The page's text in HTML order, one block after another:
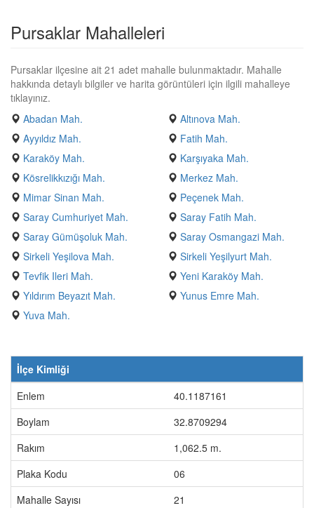
Pursaklar Mahalleleri
Pursaklar ilçesine ait 21 adet mahalle bulunmaktadır. Mahalle
hakkında detaylı bilgiler ve harita görüntüleri için ilgili mahalleye
tıklayınız.
Abadan Mah.
Altınova Mah.
Ayyıldız Mah.
Fatih Mah.
Karaköy Mah.
Karşıyaka Mah.
Kösrelikkızığı Mah.
Merkez Mah.
Mimar Sinan Mah.
Peçenek Mah.
Saray Cumhuriyet Mah.
Saray Fatih Mah.
Saray Gümüşoluk Mah.
Saray Osmangazi Mah.
Sirkeli Yeşilova Mah.
Sirkeli Yeşilyurt Mah.
Tevfik Ileri Mah.
Yeni Karaköy Mah.
Yıldırım Beyazıt Mah.
Yunus Emre Mah.
Yuva Mah.
İlçe Kimliği
Enlem
40.1187161
Boylam
32.8709294
Rakım
1,062.5 m.
Plaka Kodu
06
Mahalle Sayısı
21